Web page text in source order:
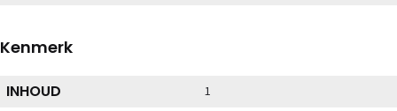
Kenmerk
INHOUD 1